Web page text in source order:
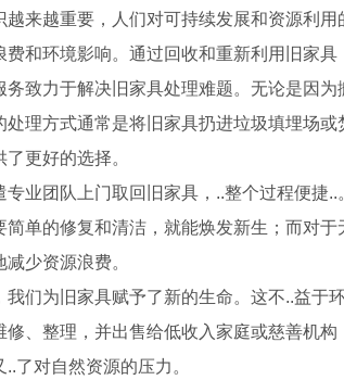
越来越重要，人们对可持续发展和资源利
和环境影响。通过回收和重新利用旧家具
务致力于解决旧家具处理难题。无论是因
理方式通常是将旧家具扔进垃圾填埋场
更好的选择。
专业团队上门取回旧家具，..整个过程便捷
简单的修复和清洁，就能焕发新生；而对
少资源浪费。
我们为旧家具赋予了新的生命。这不..益于
修、整理，并出售给低收入家庭或慈善机
了对自然资源的压力。